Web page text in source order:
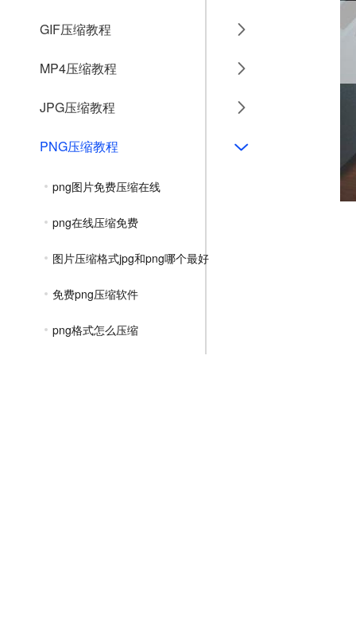
GIF压缩教程
MP4压缩教程
JPG压缩教程
PNG压缩教程
png图片免费压缩在线
png在线压缩免费
图片压缩格式jpg和png哪个最好
免费png压缩软件
png格式怎么压缩